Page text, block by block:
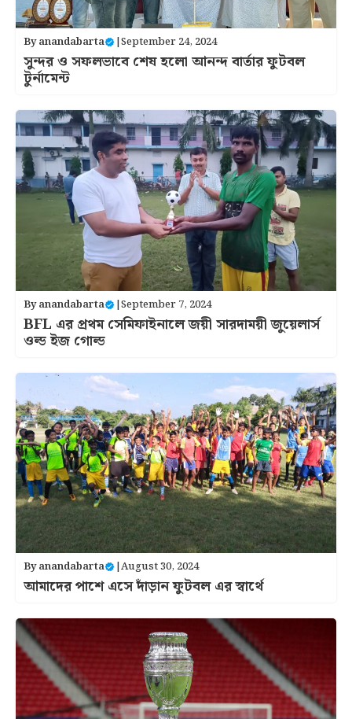
Byanandabarta |September 24, 2024
সুন্দর ও সফলভাবে শেষ হলো আনন্দ বার্তার ফুটবল
টুর্নামেন্ট
Byanandabarta |September 7, 2024
BFL এর প্রথম সেমিফাইনালে জয়ী সারদাময়ী জুয়েলার্স
ওল্ড ইজ গোল্ড
Byanandabarta |August 30, 2024
আমাদের পাশে এসে দাঁড়ান ফুটবল এর স্বার্থে